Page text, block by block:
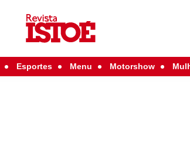
Esportes Menu Motorshow